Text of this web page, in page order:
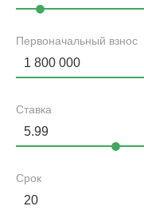
Первоначальный взнос
Ставка
Срок